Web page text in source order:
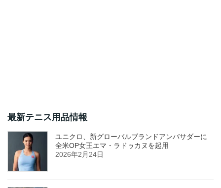
最新テニス用品情報
ユニクロ、新グローバルブランドアンバサダーに
全米OP女王エマ・ラドゥカヌを起用
2026年2月24日